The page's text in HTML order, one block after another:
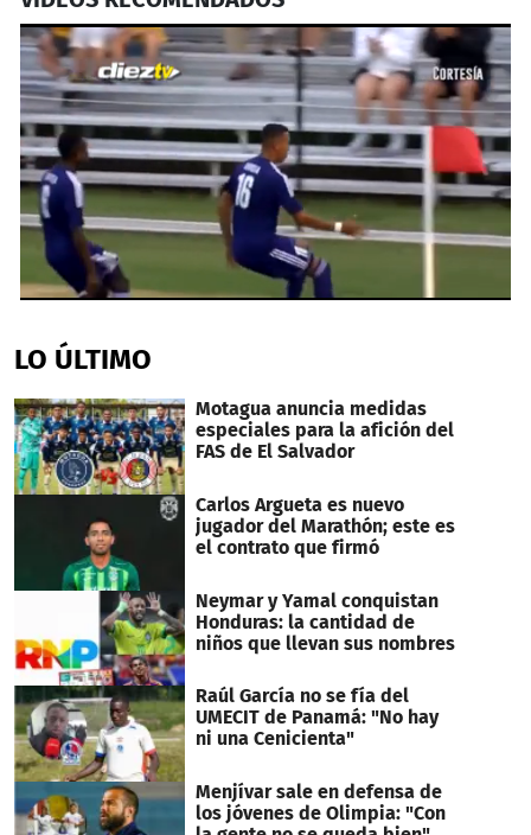
of
39
LO ÚLTIMO
Motagua anuncia medidas
especiales para la afición del
FAS de El Salvador
Carlos Argueta es nuevo
jugador del Marathón; este es
el contrato que firmó
Neymar y Yamal conquistan
Honduras: la cantidad de
niños que llevan sus nombres
Raúl García no se fía del
UMECIT de Panamá: "No hay
ni una Cenicienta"
Menjívar sale en defensa de
los jóvenes de Olimpia: "Con